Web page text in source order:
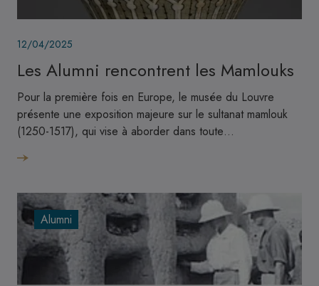
12/04/2025
Les Alumni rencontrent les Mamlouks
Pour la première fois en Europe, le musée du Louvre
présente une exposition majeure sur le sultanat mamlouk
(1250-1517), qui vise à aborder dans toute…
Alumni